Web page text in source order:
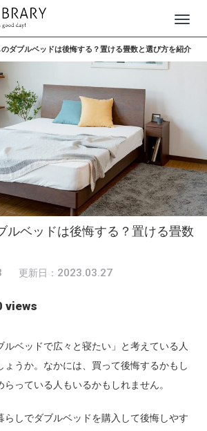
o
a
v
i
ダブルベッドは後悔する？置ける畳数と選び方を紹介
ルベッドは後悔する？置ける畳数
更新日： 2023.03.27
views
ルベッドで広々と寝たい」と考えている人
ょうか。なかには、買って後悔するかもし
っている人もいるかもしれません。
らしでダブルベッドを購入して後悔しやす